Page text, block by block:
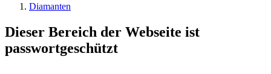
Diamanten
Dieser Bereich der Webseite ist
passwortgeschützt